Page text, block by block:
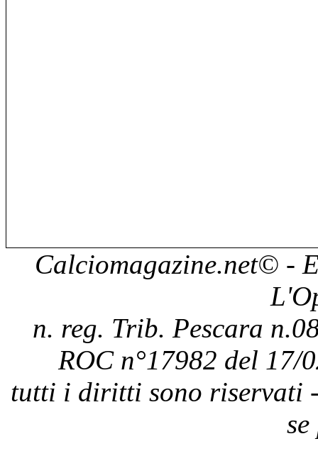
Calciomagazine.net© -
n. reg. Trib. Pescara
ROC n°17982 del 17/
tutti i diritti sono riservati